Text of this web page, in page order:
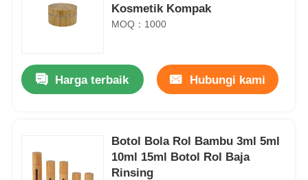
Kosmetik Kompak
MOQ：1000
Harga terbaik Hubungi kami
Botol Bola Rol Bambu 3ml 5ml
10ml 15ml Botol Rol Baja
Rinsing